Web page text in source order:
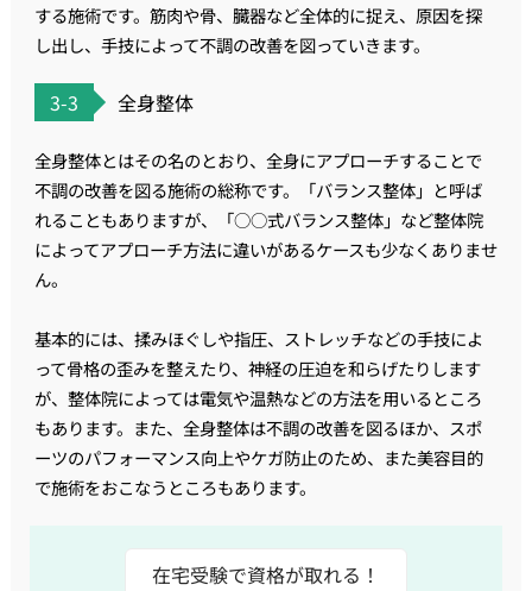
する施術です。筋肉や骨、臓器など全体的に捉え、原因を探
し出し、手技によって不調の改善を図っていきます。
3-3 全身整体
全身整体とはその名のとおり、全身にアプローチすることで
不調の改善を図る施術の総称です。「バランス整体」と呼ば
れることもありますが、「○○式バランス整体」など整体院
によってアプローチ方法に違いがあるケースも少なくありませ
ん。
基本的には、揉みほぐしや指圧、ストレッチなどの手技によ
って骨格の歪みを整えたり、神経の圧迫を和らげたりします
が、整体院によっては電気や温熱などの方法を用いるところ
もあります。また、全身整体は不調の改善を図るほか、スポ
ーツのパフォーマンス向上やケガ防止のため、また美容目的
で施術をおこなうところもあります。
在宅受験で資格が取れる！